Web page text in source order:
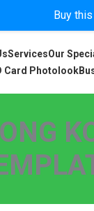
Buy
ServicesOur
Card Photolook